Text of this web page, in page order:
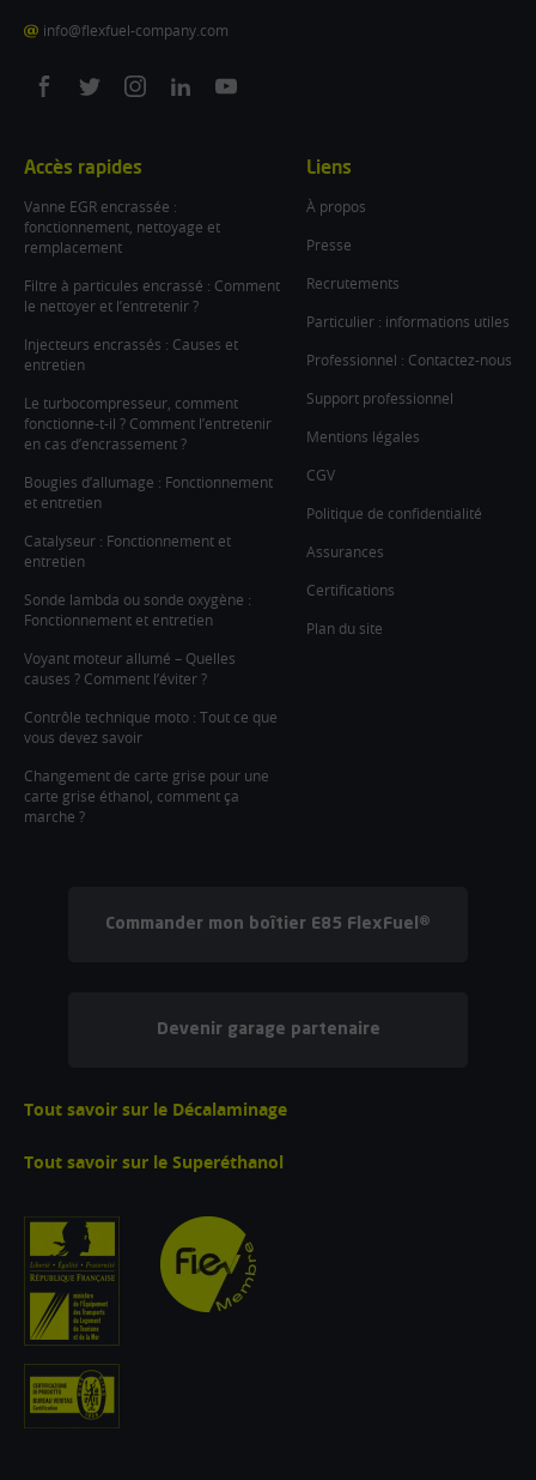
info@flexfuel-company.com
On
On
On
On
On
Accès rapides
Vanne EGR encrassée :
fonctionnement, nettoyage et
remplacement
Filtre à particules encrassé : Comment
le nettoyer et l’entretenir ?
Injecteurs encrassés : Causes et
entretien
Le turbocompresseur, comment
fonctionne-t-il ? Comment l’entretenir
en cas d’encrassement ?
Bougies d’allumage : Fonctionnement
et entretien
Catalyseur : Fonctionnement et
entretien
Sonde lambda ou sonde oxygène :
Fonctionnement et entretien
Voyant moteur allumé – Quelles
causes ? Comment l’éviter ?
Contrôle technique moto : Tout ce que
vous devez savoir
Changement de carte grise pour une
carte grise éthanol, comment ça
marche ?
Liens
À propos
Presse
Recrutements
Particulier : informations utiles
Professionnel : Contactez-nous
Support professionnel
Mentions légales
CGV
Politique de confidentialité
Assurances
Certifications
Plan du site
Commander mon boîtier E85 FlexFuel®
Devenir garage partenaire
Tout savoir sur le Décalaminage
Tout savoir sur le Superéthanol